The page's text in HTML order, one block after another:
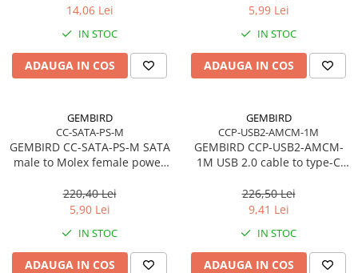
14,06 Lei
IN STOC
ADAUGA IN COS
5,99 Lei
IN STOC
ADAUGA IN COS
GEMBIRD
CC-SATA-PS-M
GEMBIRD CC-SATA-PS-M SATA
male to Molex female power
220,40 Lei
5,90 Lei
IN STOC
ADAUGA IN COS
GEMBIRD
CCP-USB2-AMCM-1M
GEMBIRD CCP-USB2-AMCM-
1M USB 2.0 cable to type-C
226,50 Lei
9,41 Lei
IN STOC
ADAUGA IN COS